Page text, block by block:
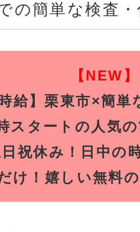
の簡単な検査・
【NEW】
時給】栗東市×簡単
スタートの人気
祝休み！日中の
け！嬉しい無料